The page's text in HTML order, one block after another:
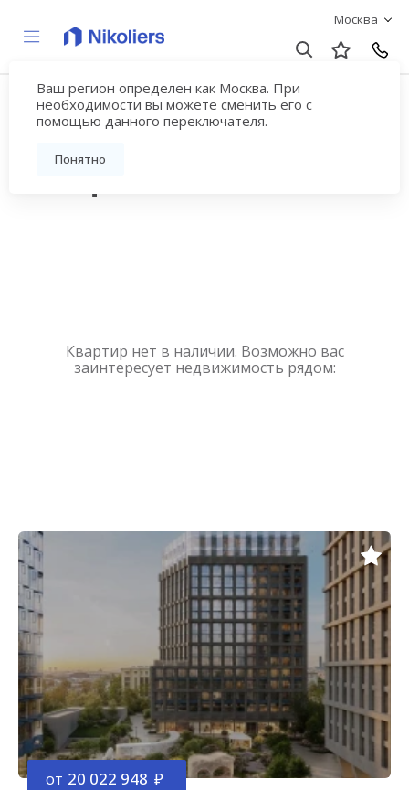
Москва
Ваш регион определен как Москва. При
необходимости вы можете сменить его с
помощью данного переключателя.
Понятно
Купить квартиру
новостройку у метро
Квартир нет в наличии. Возможно вас
заинтересует недвижимость рядом:
от 20 022 948